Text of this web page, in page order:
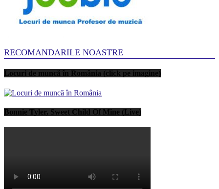
RECOMANDARILE NOASTRE
Locuri de muncă în România (click pe imagine)
Bonnie Tyler, Sweet Child Of Mine (Live)